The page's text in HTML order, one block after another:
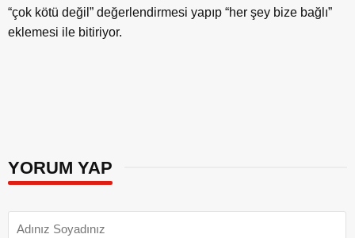
“çok kötü değil” değerlendirmesi yapıp “her şey bize bağlı”
eklemesi ile bitiriyor.
YORUM YAP